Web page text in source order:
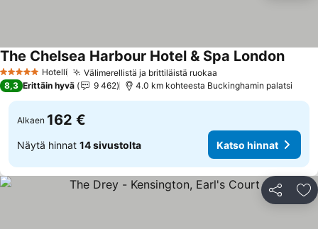
5 Tähtiluokitus
Hotelli Välimerellistä ja brittiläistä ruokaa
The Chelsea Harbour Hotel & Spa London
8,3 Erittäin hyvä 9 462 4.0 km kohteesta Buckinghamin palatsi
Alkaen 162 €
Näytä hinnat 14 sivustolta Katso hinnat
Jaa